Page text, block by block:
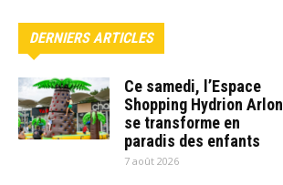
DERNIERS ARTICLES
Ce samedi, l’Espace
Shopping Hydrion Arlon
se transforme en
paradis des enfants
7 août 2026